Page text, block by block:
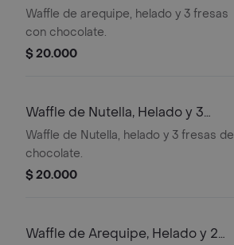
Fresas con Chocolate
Waffle de arequipe, helado y 3 fresas
con chocolate.
$ 20.000
Waffle de Nutella, Helado y 3
Fresas con Chocolate
Waffle de Nutella, helado y 3 fresas de
chocolate.
$ 20.000
Waffle de Arequipe, Helado y 2